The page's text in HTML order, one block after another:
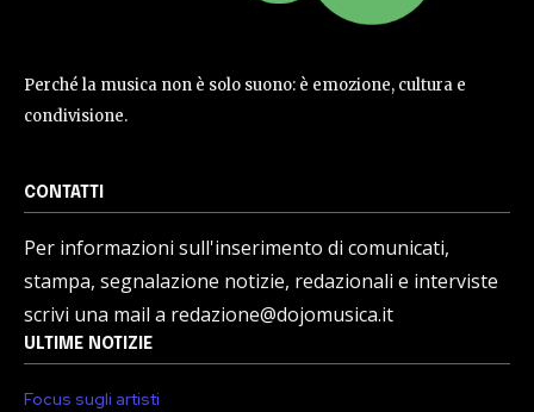
Perché la musica non è solo suono: è emozione, cultura e
condivisione.
CONTATTI
Per informazioni sull'inserimento di comunicati,
stampa, segnalazione notizie, redazionali e interviste
scrivi una mail a redazione@dojomusica.it
ULTIME NOTIZIE
Focus sugli artisti